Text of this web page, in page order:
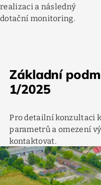
realizaci a následný
dotační monitoring.
Základní
1/2025
Pro detailní konzultaci
parametrů a omezení
kontaktovat.